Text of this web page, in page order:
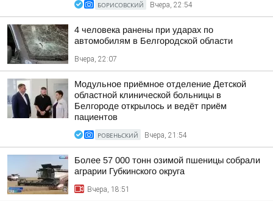
БОРИСОВСКИЙ Вчера, 22:54
4 человека ранены при ударах по
автомобилям в Белгородской области
Вчера, 22:07
Модульное приёмное отделение Детской
областной клинической больницы в
Белгороде открылось и ведёт приём
пациентов
РОВЕНЬСКИЙ Вчера, 21:54
Более 57 000 тонн озимой пшеницы собрали
аграрии Губкинского округа
Вчера, 18:51